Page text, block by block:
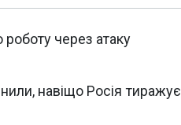
через атаку
навіщо Росія тиражує